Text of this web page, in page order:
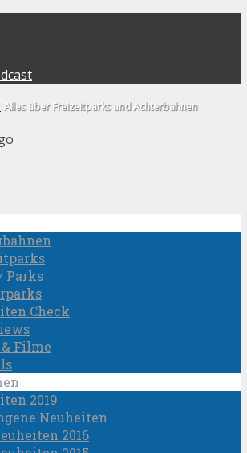
Alles über Freizeitparks und Achterbahnen
Parks
Check
Filme
2019
Neuheiten
2016